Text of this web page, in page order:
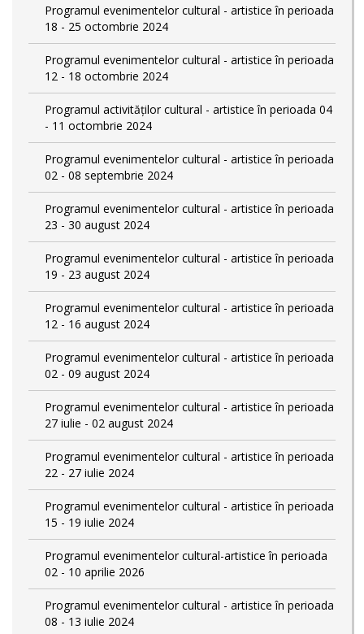
Programul evenimentelor cultural - artistice în perioada
18 - 25 octombrie 2024
Programul evenimentelor cultural - artistice în perioada
12 - 18 octombrie 2024
Programul activităților cultural - artistice în perioada 04
- 11 octombrie 2024
Programul evenimentelor cultural - artistice în perioada
02 - 08 septembrie 2024
Programul evenimentelor cultural - artistice în perioada
23 - 30 august 2024
Programul evenimentelor cultural - artistice în perioada
19 - 23 august 2024
Programul evenimentelor cultural - artistice în perioada
12 - 16 august 2024
Programul evenimentelor cultural - artistice în perioada
02 - 09 august 2024
Programul evenimentelor cultural - artistice în perioada
27 iulie - 02 august 2024
Programul evenimentelor cultural - artistice în perioada
22 - 27 iulie 2024
Programul evenimentelor cultural - artistice în perioada
15 - 19 iulie 2024
Programul evenimentelor cultural-artistice în perioada
02 - 10 aprilie 2026
Programul evenimentelor cultural - artistice în perioada
08 - 13 iulie 2024